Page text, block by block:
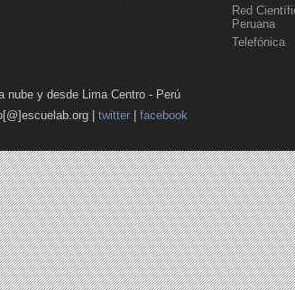
Red
Peruana
Telefónica
nube y desde Lima Centro - Perú
| twitter| facebook